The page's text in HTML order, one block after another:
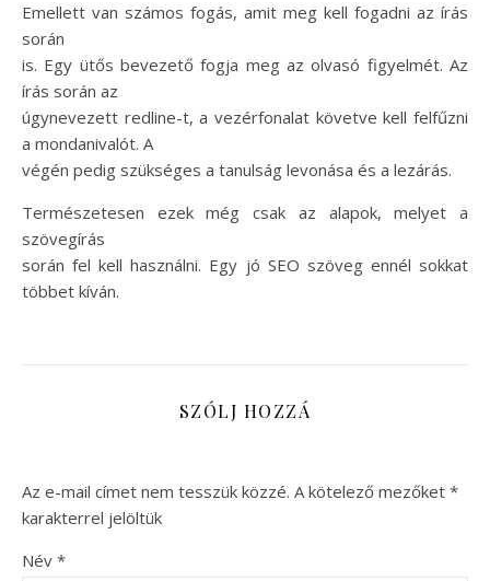
Emellett van számos fogás, amit meg kell fogadni az írás
során
is. Egy ütős bevezető fogja meg az olvasó figyelmét. Az
írás során az
úgynevezett redline-t, a vezérfonalat követve kell felfűzni
a mondanivalót. A
végén pedig szükséges a tanulság levonása és a lezárás.
Természetesen ezek még csak az alapok, melyet a
szövegírás
során fel kell használni. Egy jó SEO szöveg ennél sokkat
többet kíván.
SZÓLJ HOZZÁ
Az e-mail címet nem tesszük közzé. A kötelező mezőket *
karakterrel jelöltük
Név *